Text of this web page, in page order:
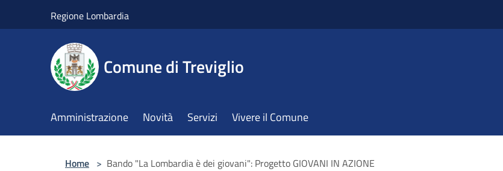
Regione Lombardia
Comune di Treviglio
Amministrazione Novità Servizi Vivere il Comune
Home > Bando "La Lombardia è dei giovani": Progetto GIOVANI IN AZIONE